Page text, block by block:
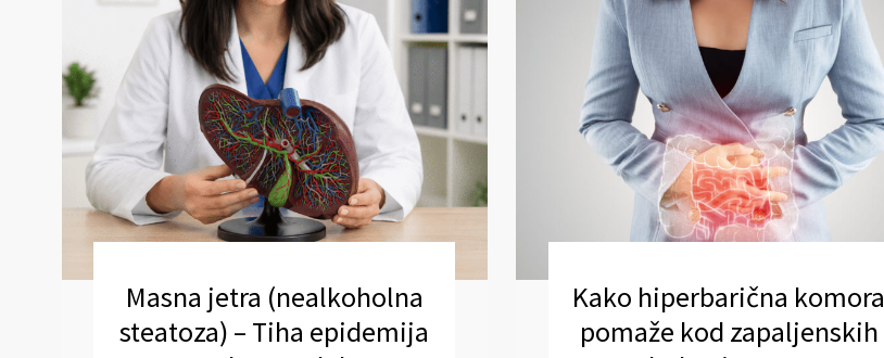
Masna jetra (nealkoholna
steatoza) – Tiha epidemija
Kako hiperbarična komora
pomaže kod zapaljenskih